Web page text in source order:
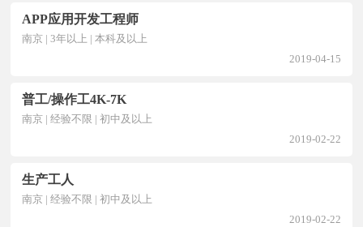
APP应用开发工程师
南京 | 3年以上 | 本科及以上
2019-04-15
普工/操作工4K-7K
南京 | 经验不限 | 初中及以上
2019-02-22
生产工人
南京 | 经验不限 | 初中及以上
2019-02-22